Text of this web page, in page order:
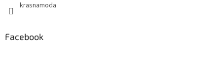
krasnamoda
Facebook